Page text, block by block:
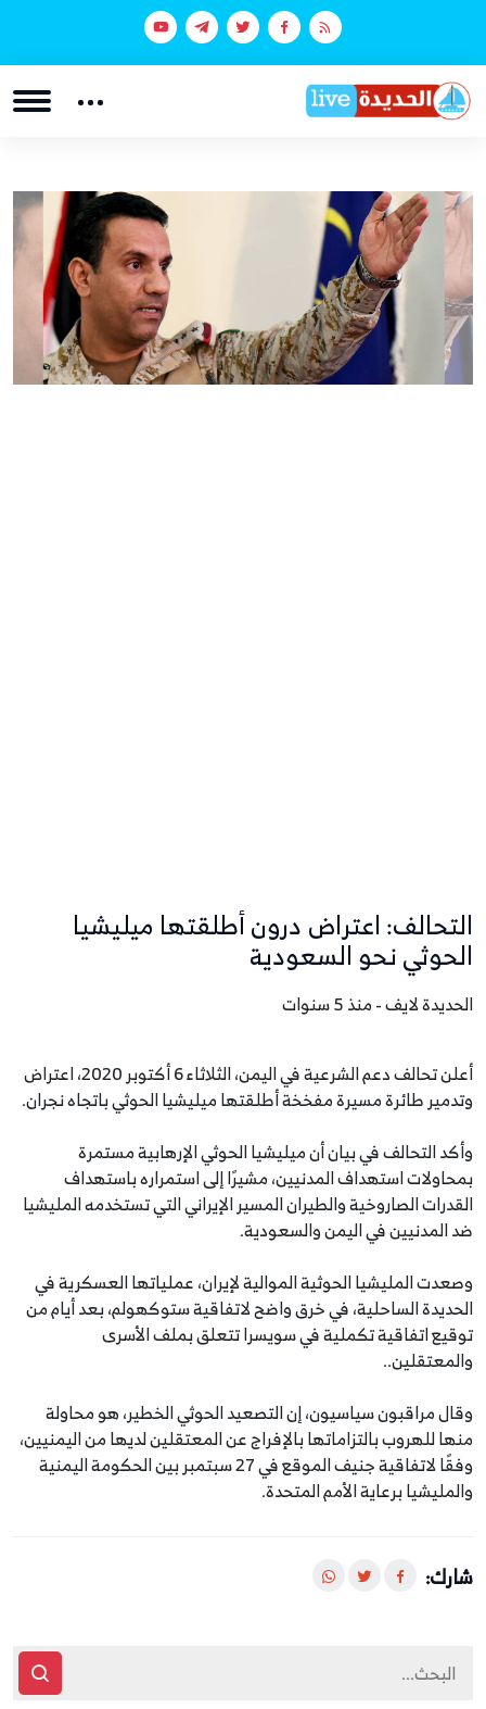
التحالف: اعتراض درون أطلقتها ميليشيا
الحوثي نحو السعودية
الحديدة لايف - منذ 5 سنوات
أعلن تحالف دعم الشرعية في اليمن، الثلاثاء 6 أكتوبر 2020، اعتراض
وتدمير طائرة مسيرة مفخخة أطلقتها ميليشيا الحوثي باتجاه نجران.
وأكد التحالف في بيان أن ميليشيا الحوثي الإرهابية مستمرة
بمحاولات استهداف المدنيين، مشيرًا إلى استمراره باستهداف
القدرات الصاروخية والطيران المسير الإيراني التي تستخدمه المليشيا
ضد المدنيين في اليمن والسعودية.
وصعدت المليشيا الحوثية الموالية لإيران، عملياتها العسكرية في
الحديدة الساحلية، في خرق واضح لاتفاقية ستوكهولم، بعد أيام من
توقيع اتفاقية تكملية في سويسرا تتعلق بملف الأسرى
والمعتقلين..
وقال مراقبون سياسيون، إن التصعيد الحوثي الخطير، هو محاولة
منها للهروب بالتزاماتها بالإفراج عن المعتقلين لديها من اليمنيين،
وفقًا لاتفاقية جنيف الموقع في 27 سبتمبر بين الحكومة اليمنية
والمليشيا برعاية الأمم المتحدة.
شارك: